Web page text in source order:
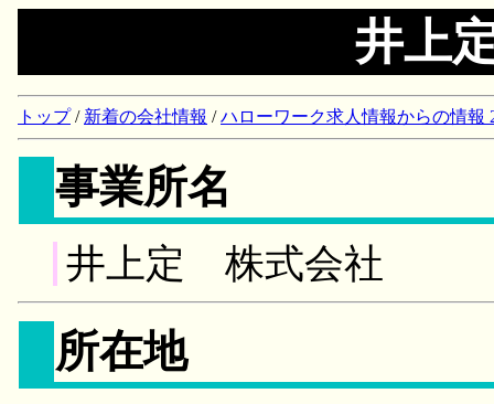
井上
トップ/ 新着の会社情報 /ハローワーク求人情報からの情報
事業所名
井上定 株式会社
所在地